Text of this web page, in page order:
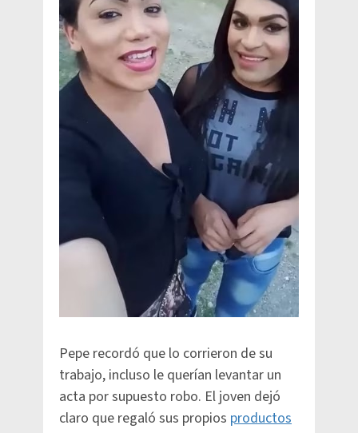
Pepe recordó que lo corrieron de su
trabajo, incluso le querían levantar un
acta por supuesto robo. El joven dejó
claro que regaló sus propios productos